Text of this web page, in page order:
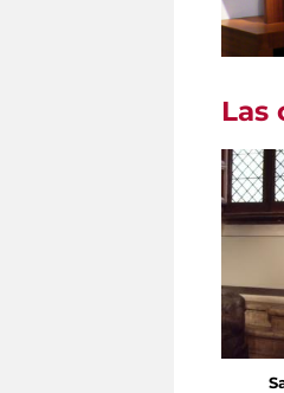
Las